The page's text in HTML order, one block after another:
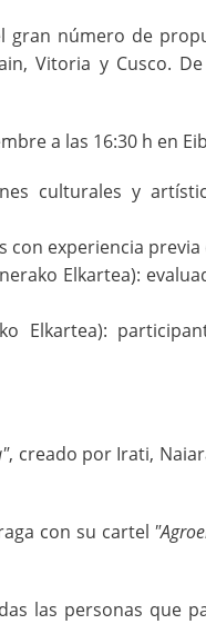
número de
Vitoria y Cusco.
a las 16:30 h en
culturales y
con experiencia
Elkartea):
Elkartea):
, creado por Irati,
con su cartel
las personas que